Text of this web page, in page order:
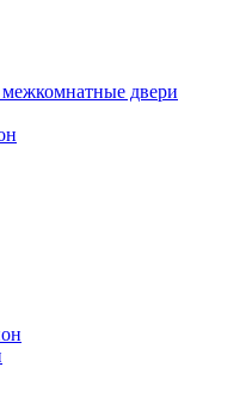
двери